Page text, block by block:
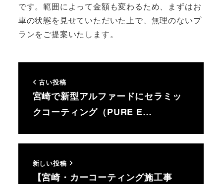
です。範囲によって金額も変わるため、まずはお
車の状態を見せていただいた上で、無理のないプ
ランをご提案いたします。
古い投稿
宮崎で新型アルファードにセラミッ
クコーティング（PURE E…
新しい投稿
【宮崎・カーコーティング施工事